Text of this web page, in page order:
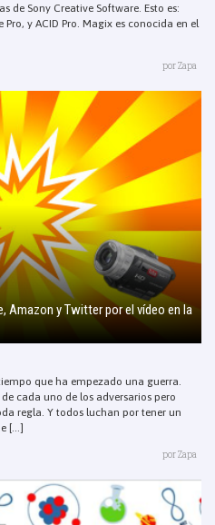
de Sony Creative Software. Esto es:
y ACID Pro. Magix es conocida en el
porZapa
Amazon y Twitter por el vídeo en la
que ha empezado una guerra.
cada uno de los adversarios pero
regla. Y todos luchan por tener un
[...]
porZapa